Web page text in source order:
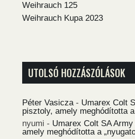
Weihrauch 125
Weihrauch Kupa 2023
UTOLSÓ HOZZÁSZÓLÁSOK
Péter Vasicza - Umarex Colt
pisztoly, amely meghódította a
nyumi - Umarex Colt SA
amely meghódította a